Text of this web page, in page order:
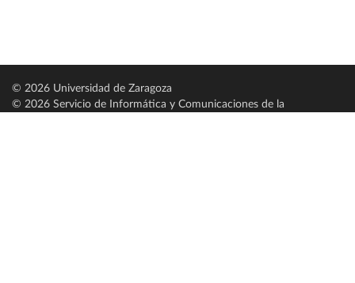
© 2026 Universidad de Zaragoza
© 2026 Servicio de Informática y Comunicaciones de la